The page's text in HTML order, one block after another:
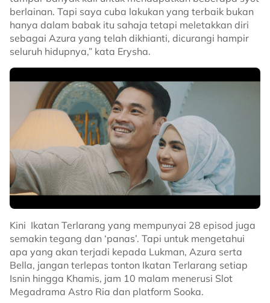
berlainan. Tapi saya cuba lakukan yang terbaik bukan
hanya dalam babak itu sahaja tetapi meletakkan diri
sebagai Azura yang telah dikhianti, dicurangi hampir
seluruh hidupnya,” kata Erysha.
Kini Ikatan Terlarang yang mempunyai 28 episod juga
semakin tegang dan ‘panas’. Tapi untuk mengetahui
apa yang akan terjadi kepada Lukman, Azura serta
Bella, jangan terlepas tonton Ikatan Terlarang setiap
Isnin hingga Khamis, jam 10 malam menerusi Slot
Megadrama Astro Ria dan platform Sooka.